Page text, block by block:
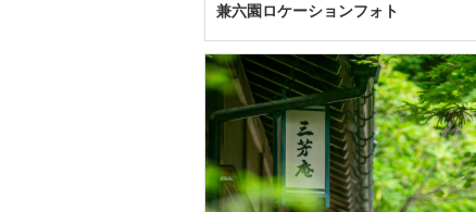
兼六園ロケーションフォト